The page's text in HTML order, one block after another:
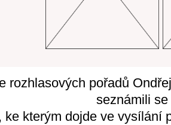
rozhlasových pořadů
seznámili se
ke kterým dojde ve vysílání